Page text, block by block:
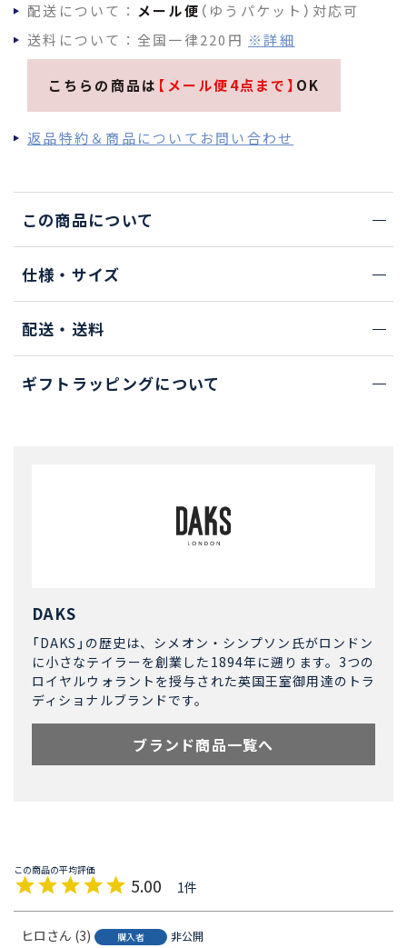
配送について： メール便 （ゆうパケット）対応可
送料について：全国一律220円 ※詳細
こちらの商品は 【メール便4点まで】 OK
返品特約＆商品についてお問い合わせ
この商品について
仕様・サイズ
配送・送料
ギフトラッピングについて
DAKS
「DAKS」の歴史は、シメオン・シンプソン氏がロンドン
に小さなテイラーを創業した1894年に遡ります。3つの
ロイヤルウォラントを授与された英国王室御用達のトラ
ディショナルブランドです。
ブランド商品一覧へ
5.00 1
ヒロ 3 購入者 非公開